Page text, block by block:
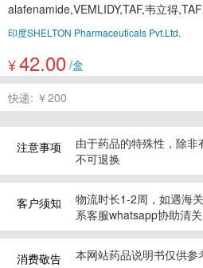
alafenamide,VEMLIDY,TAF,韦立得
印度SHELTON Pharmaceuticals Pvt.Ltd.
¥42.00 /盒
快递: ￥200
注意事项
由于药品的特殊性，除
不可退换
客户须知
物流时长1-2周，如遇海
系客服whatsapp协助清
消费敬告 本网站药品说明书仅供